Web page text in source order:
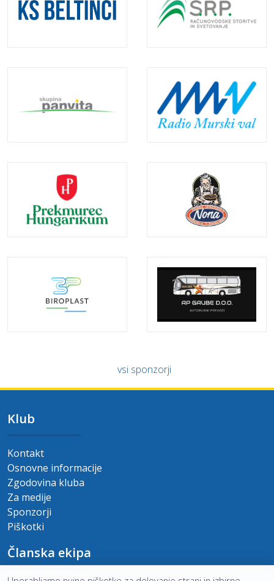
vsi sponzorji
Klub
Kontakt
Osnovne informacije
Zgodovina kluba
Za medije
Sponzorji
Piškotki
Članska ekipa